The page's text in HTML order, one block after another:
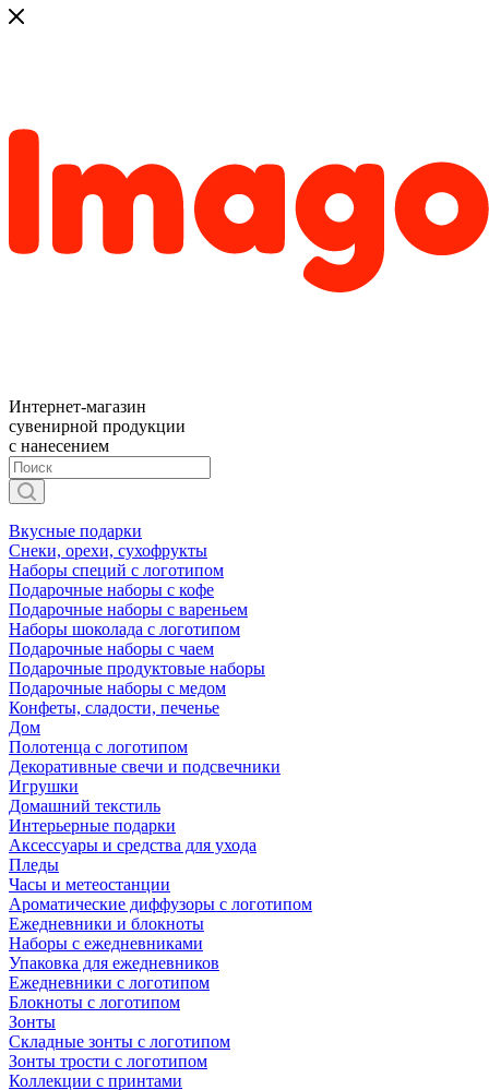
Интернет-магазин
сувенирной продукции
с нанесением
Вкусные подарки
Снеки, орехи, сухофрукты
Наборы специй с логотипом
Подарочные наборы с кофе
Подарочные наборы с вареньем
Наборы шоколада с логотипом
Подарочные наборы с чаем
Подарочные продуктовые наборы
Подарочные наборы с медом
Конфеты, сладости, печенье
Дом
Полотенца с логотипом
Декоративные свечи и подсвечники
Игрушки
Домашний текстиль
Интерьерные подарки
Аксессуары и средства для ухода
Пледы
Часы и метеостанции
Ароматические диффузоры с логотипом
Ежедневники и блокноты
Наборы с ежедневниками
Упаковка для ежедневников
Ежедневники с логотипом
Блокноты с логотипом
Зонты
Складные зонты с логотипом
Зонты трости с логотипом
Коллекции с принтами